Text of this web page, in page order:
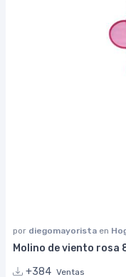
por diegomayorista en
Molino de viento rosa
+384 Ventas